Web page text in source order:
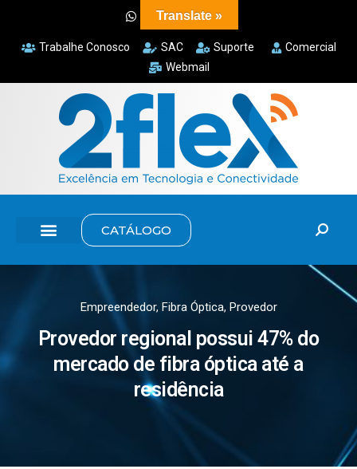
Trabalhe Conosco SAC Suporte
Comercial
Webmail
CATÁLOGO
Empreendedor, Fibra Óptica, Provedor
Provedor regional possui 47% do
mercado de fibra óptica até a
residência
Translate »